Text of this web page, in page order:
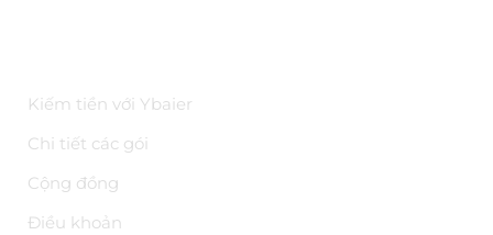
Kiếm tiền với Ybaier
Chi tiết các gói
Cộng đồng
Điều khoản